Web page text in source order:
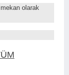
olarak